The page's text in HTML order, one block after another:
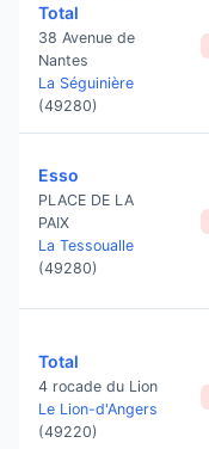
Total
38 Avenue de
Nantes
La Séguinière
(49280)
Esso
PLACE DE LA
PAIX
La Tessoualle
(49280)
Total
4 rocade du Lion
Le Lion-d'Angers
(49220)